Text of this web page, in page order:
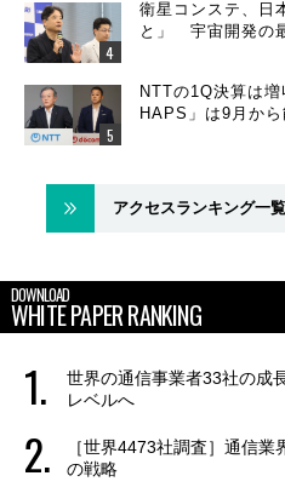
衛星コンステ、日
と」 宇宙開発の
NTTの1Q決算は
HAPS」は9月か
アクセスランキング一覧
DOWNLOAD
WHITE PAPER RANKING
世界の通信事業者33社の成
レベルへ
［世界4473社調査］通信
の戦略